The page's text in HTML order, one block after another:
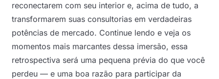
reconectarem com seu interior e, acima de tudo, a
transformarem suas consultorias em verdadeiras
potências de mercado. Continue lendo e veja os
momentos mais marcantes dessa imersão, essa
retrospectiva será uma pequena prévia do que você
perdeu — e uma boa razão para participar da